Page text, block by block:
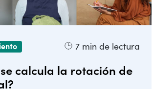
7 min de lectura
calcula la rotación de